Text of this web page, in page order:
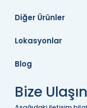
Diğer Ürünler
Lokasyonlar
Bize Ulaşın
Blog